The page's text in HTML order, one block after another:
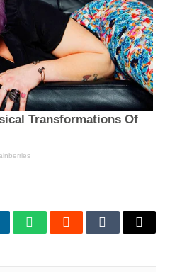
WhatsAppRedditTumblrEmail